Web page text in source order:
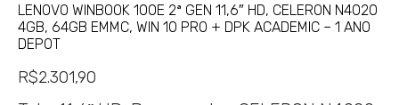
LENOVO WINBOOK 100E 2ª GEN 11,6″ HD, CELERON N4020
4GB, 64GB EMMC, WIN 10 PRO + DPK ACADEMIC – 1 ANO
DEPOT
R$2.301,90